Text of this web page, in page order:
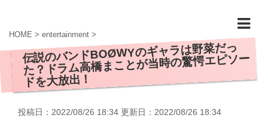
HOME > entertainment >
伝説のバンドBOØWYのギャラは野菜だっ
た？ドラム高橋まことが当時の驚愕エピソー
ドを大放出！
投稿日：2022/08/26 18:34 更新日： 2022/08/26 18:34